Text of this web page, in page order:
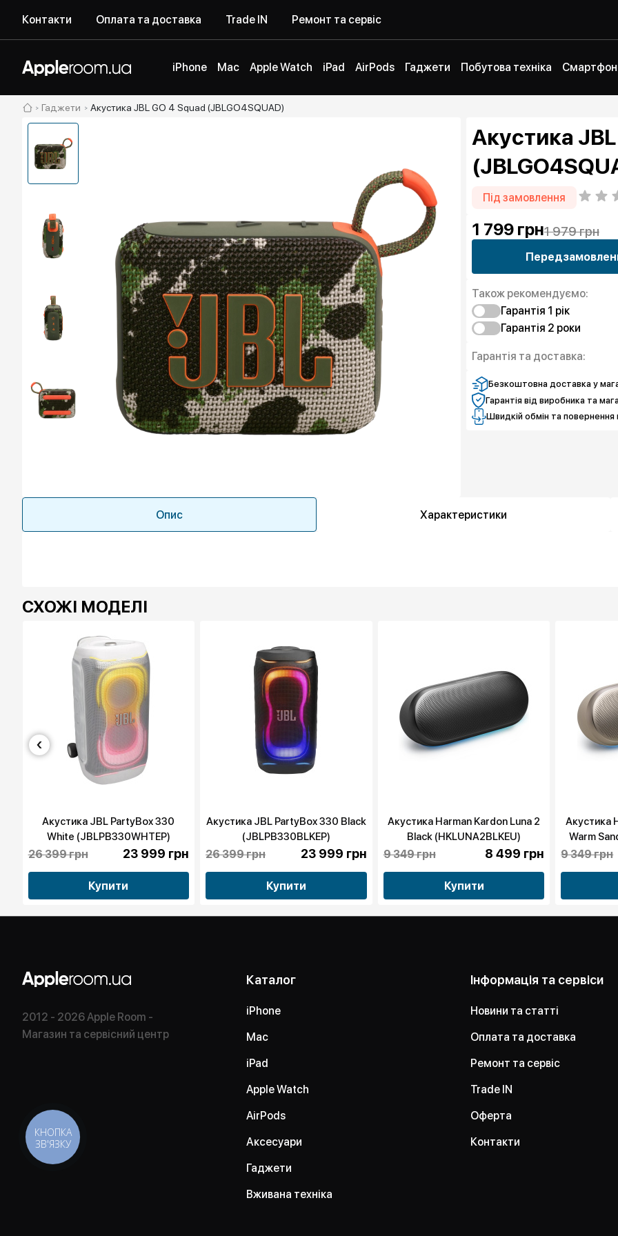
Контакти Оплата та доставка Trade IN Ремонт та сервіс
iPhone Mac Apple Watch iPad AirPods Гаджети Побутова техніка
Гаджети Акустика JBL GO 4 Squad (JBLGO4SQUAD)
Акустика
Під замовлення
1 799 грн1 979 грн
Також рекомендуємо:
Гарантія 1 рiк
Чистий спокій
Гарантія 2 роки
Гарантія та доставка:
Безкоштовна доставка у
Гарантія від виробника та
Швидкій обмін та повернення
Опис Характеристики
СХОЖІ МОДЕЛІ
Акустика JBL PartyBox 330
White (JBLPB330WHTEP)
26 399 грн 23 999 грн
Купити
Акустика JBL PartyBox 330 Black
(JBLPB330BLKEP)
26 399 грн 23 999 грн
Купити
Акустика Harman Kardon Luna 2
Black (HKLUNA2BLKEU)
9 349 грн 8 499 грн
Купити
Акустика
Warm
9 349 грн
‹
2012 - 2026 Apple Room -
Магазин та сервісний центр
Каталог
iPhone
Mac
iPad
Apple Watch
AirPods
Аксесуари
Гаджети
Вживана техніка
Інформація та сервіси
Новини та статті
Оплата та доставка
Ремонт та сервіс
Trade IN
Оферта
Контакти
КНОПКА
ЗВ'ЯЗКУ